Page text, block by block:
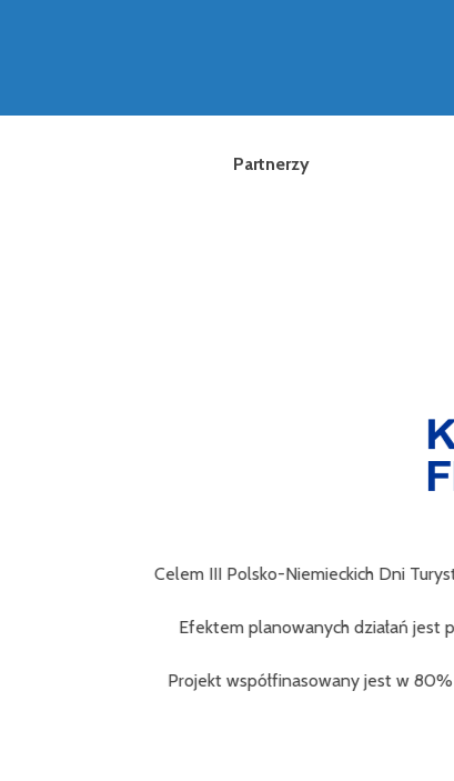
Partnerzy
Celem III Polsko-Niemieckich Dni
Efektem planowanych działań jest
Projekt współfinasowany jest w 80%